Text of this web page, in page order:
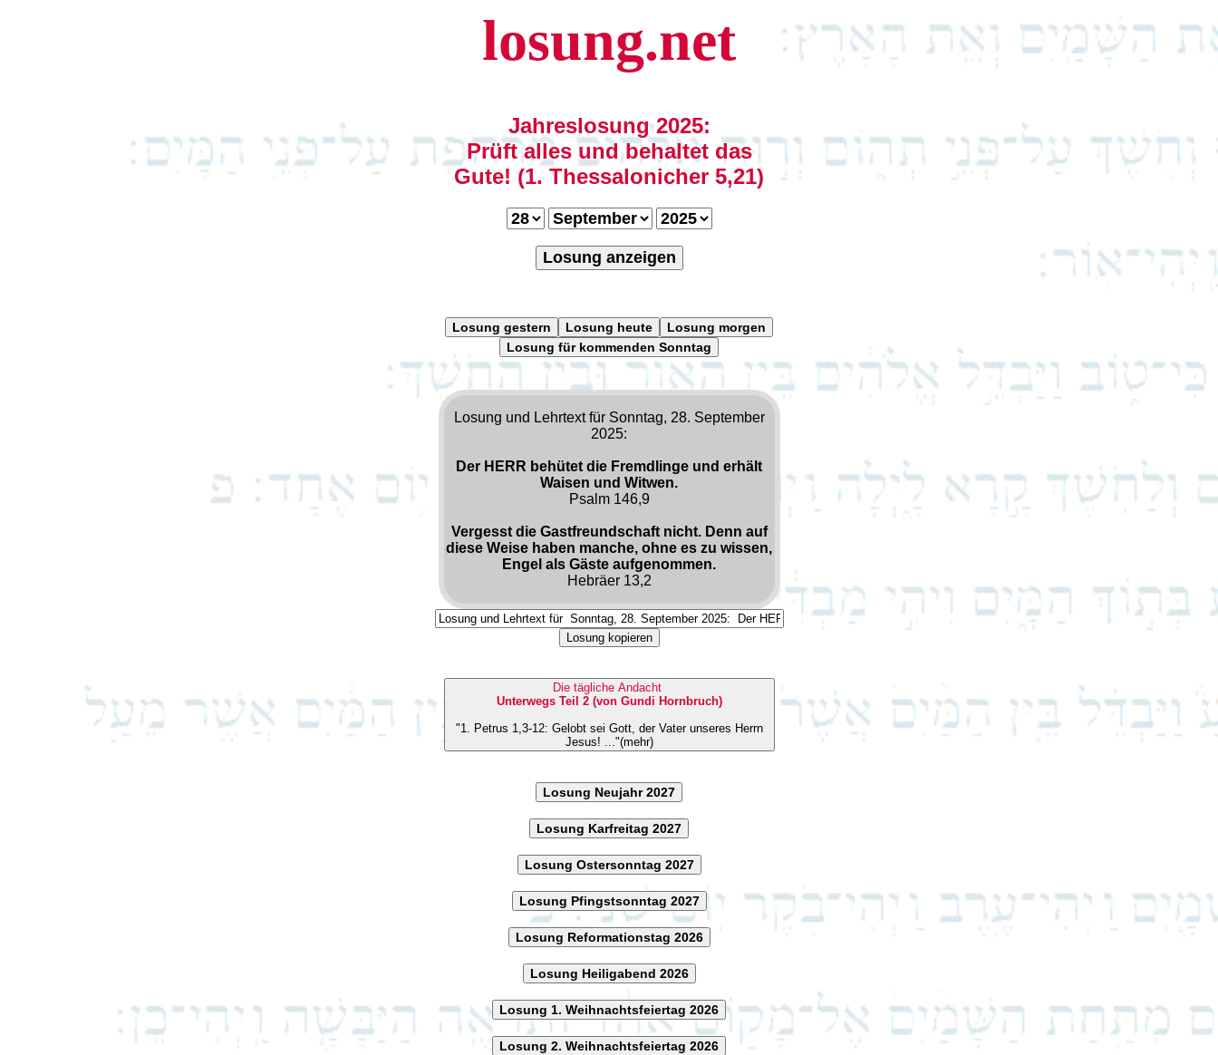
losung.net
Jahreslosung 2025:
Prüft alles und behaltet das
Gute! (1. Thessalonicher 5,21)
Losung anzeigen
Losung gestern Losung heute
Losung morgen
Losung für kommenden Sonntag
Losung und Lehrtext für Sonntag, 28. September
2025:
Der HERR behütet die Fremdlinge und erhält
Waisen und Witwen.
Psalm 146,9
Vergesst die Gastfreundschaft nicht. Denn auf
diese Weise haben manche, ohne es zu wissen,
Engel als Gäste aufgenommen.
Hebräer 13,2
Losung kopieren
Die tägliche Andacht
Unterwegs Teil 2 (von Gundi Hornbruch)
"1. Petrus 1,3-12: Gelobt sei Gott, der Vater unseres Herrn
Jesus! ..."(mehr)
Losung Neujahr 2027
Losung Karfreitag 2027
Losung Ostersonntag 2027
Losung Pfingstsonntag 2027
Losung Reformationstag 2026
Losung Heiligabend 2026
Losung 1. Weihnachtsfeiertag 2026
Losung 2. Weihnachtsfeiertag 2026